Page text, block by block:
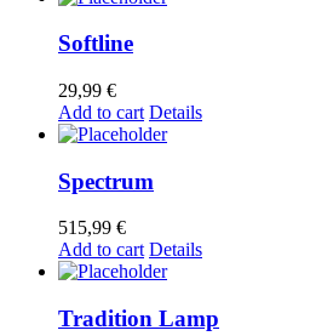
Softline
29,99 €
Add to cart Details
Spectrum
515,99 €
Add to cart Details
Tradition Lamp